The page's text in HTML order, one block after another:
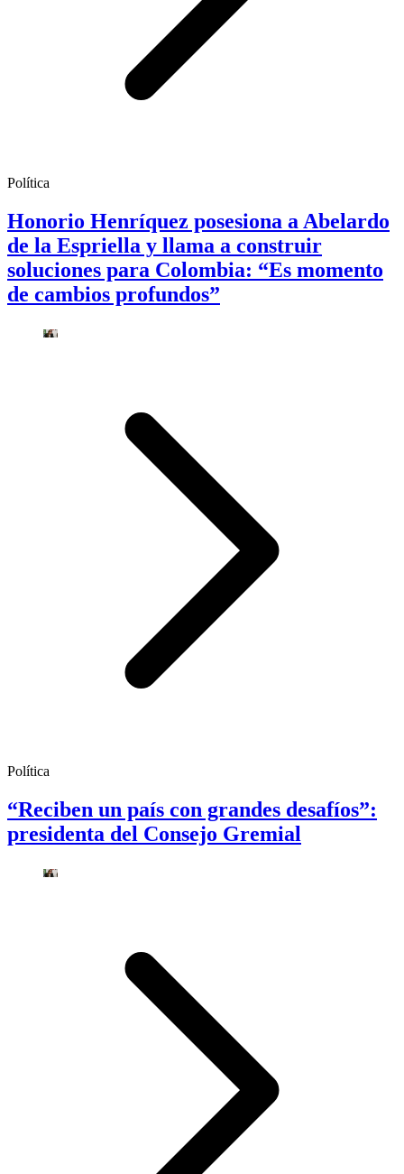
Política
Honorio Henríquez posesiona a Abelardo
de la Espriella y llama a construir
soluciones para Colombia: “Es momento
de cambios profundos”
Política
“Reciben un país con grandes desafíos”:
presidenta del Consejo Gremial